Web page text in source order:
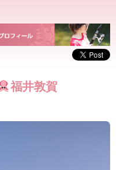
福井敦賀